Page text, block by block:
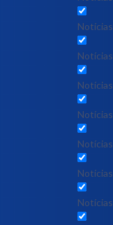
Notícias
Notícias